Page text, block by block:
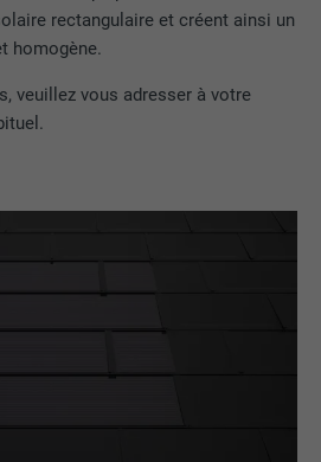
rectangulaire et créent ainsi un
homogène.
veuillez vous adresser à votre